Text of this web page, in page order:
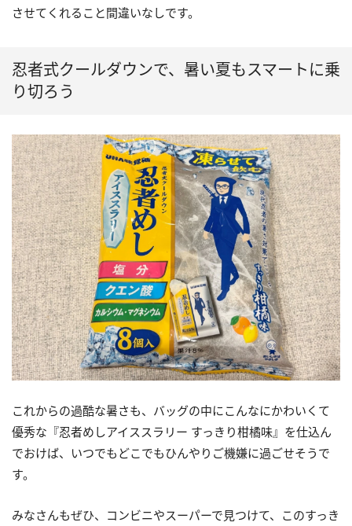
させてくれること間違いなしです。
忍者式クールダウンで、暑い夏もスマートに乗
り切ろう
これからの過酷な暑さも、バッグの中にこんなにかわいくて
優秀な『忍者めしアイススラリー すっきり柑橘味』を仕込ん
でおけば、いつでもどこでもひんやりご機嫌に過ごせそうで
す。
みなさんもぜひ、コンビニやスーパーで見つけて、このすっき